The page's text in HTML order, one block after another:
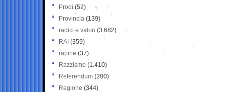
Prodi (52)
Provincia (139)
radici e valori (3.682)
RAI (359)
rapine (37)
Razzismo (1.410)
Referendum (200)
Regione (344)